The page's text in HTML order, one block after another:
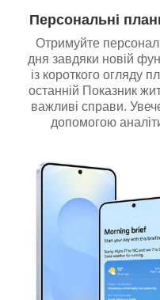
Персональні
Отримуйте
дня завдяки новій
із короткого огляду
останній Показник
важливі справи.
допомогою